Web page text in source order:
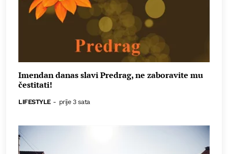
Imendan danas slavi Predrag, ne zaboravite mu
čestitati!
LIFESTYLE - prije 3 sata